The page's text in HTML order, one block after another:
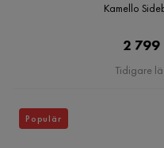
Kamello
2 799
Tidigare
Populär